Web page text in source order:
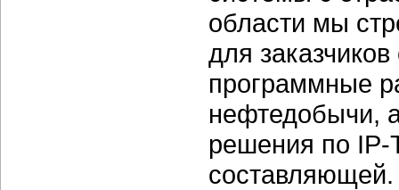
области мы
для
программные
нефтедобычи,
решения по IP-
составляющей.